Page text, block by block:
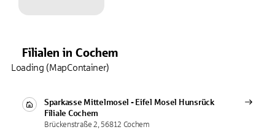
Filialen in Cochem
Sparkasse Mittelmosel - Eifel Mosel Hunsrück
Filiale Cochem
Brückenstraße 2, 56812 Cochem
Loading (MapContainer)